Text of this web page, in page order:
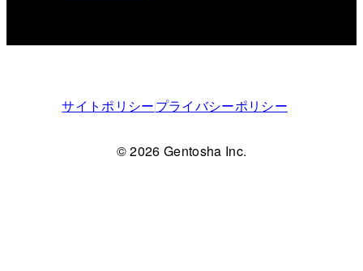
サイトポリシープライバシーポリシー
© 2026 Gentosha Inc.